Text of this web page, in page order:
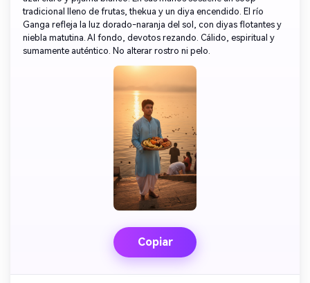
tradicional lleno de frutas, thekua y un diya encendido. El río
Ganga refleja la luz dorado-naranja del sol, con diyas flotantes y
niebla matutina. Al fondo, devotos rezando. Cálido, espiritual y
sumamente auténtico. No alterar rostro ni pelo.
Copiar